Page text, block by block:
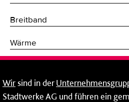
Breitband
Wärme
Erneuerbare Energien
Wirsind in der
Stadtwerke AG und führen ein